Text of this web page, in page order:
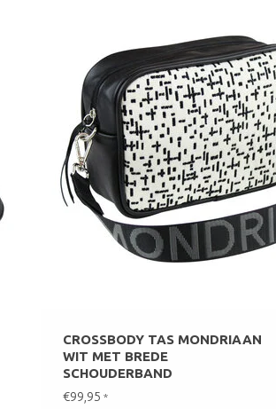
CROSSBODY TAS MONDRIAAN
WIT MET BREDE
SCHOUDERBAND
€99,95 *